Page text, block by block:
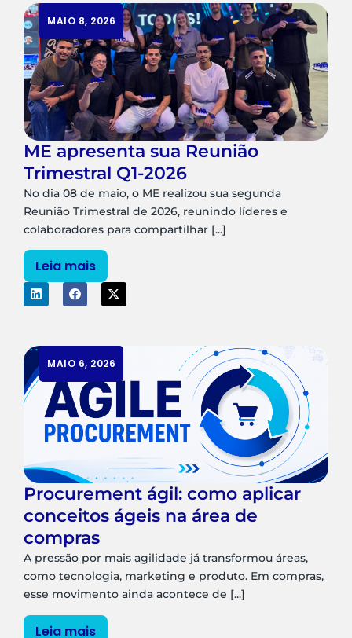
MAIO 8, 2026
ME apresenta sua Reunião
Trimestral Q1-2026
No dia 08 de maio, o ME realizou sua segunda
Reunião Trimestral de 2026, reunindo líderes e
colaboradores para compartilhar [...]
Leia mais
MAIO 6, 2026
Procurement ágil: como aplicar
conceitos ágeis na área de
compras
A pressão por mais agilidade já transformou áreas,
como tecnologia, marketing e produto. Em compras,
esse movimento ainda acontece de [...]
Leia mais